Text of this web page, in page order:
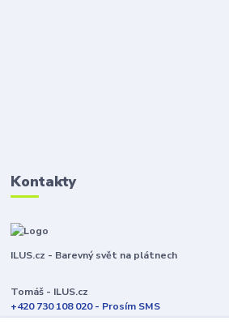
Kontakty
ILUS.cz - Barevný svět na plátnech
Tomáš - ILUS.cz
+420 730 108 020 - Prosím SMS
Jsme většinu času ve výrobě